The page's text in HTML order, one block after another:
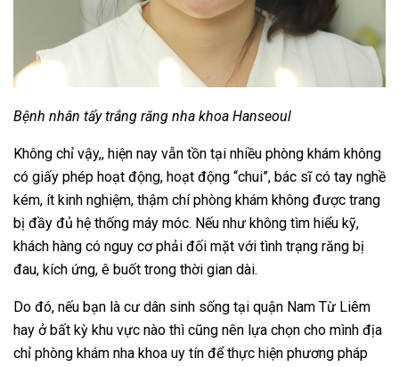
Bệnh nhân tẩy trắng răng nha khoa Hanseoul
Không chỉ vậy,, hiện nay vẫn tồn tại nhiều phòng khám không
có giấy phép hoạt động, hoạt động “chui”, bác sĩ có tay nghề
kém, ít kinh nghiệm, thậm chí phòng khám không được trang
bị đầy đủ hệ thống máy móc. Nếu như không tìm hiểu kỹ,
khách hàng có nguy cơ phải đối mặt với tình trạng răng bị
đau, kích ứng, ê buốt trong thời gian dài.
Do đó, nếu bạn là cư dân sinh sống tại quận Nam Từ Liêm
hay ở bất kỳ khu vực nào thì cũng nên lựa chọn cho mình địa
chỉ phòng khám nha khoa uy tín để thực hiện phương pháp